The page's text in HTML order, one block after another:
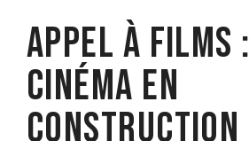
Appel à films :
Cinéma en
Construction